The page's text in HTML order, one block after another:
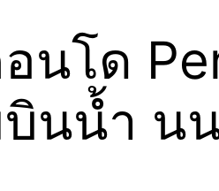
นโด
นน้ำ น